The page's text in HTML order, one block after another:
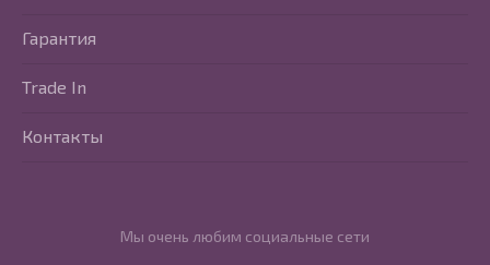
Мы очень любим социальные сети
Гарантия
Trade In
Контакты